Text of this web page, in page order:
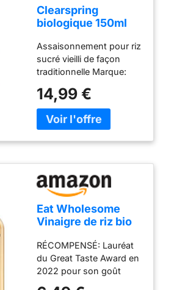
Clearspring
biologique 150ml
Assaisonnement pour riz
sucré vieilli de façon
traditionnelle Marque:
14,99 €
Eat Wholesome
Vinaigre de riz bio
RÉCOMPENSÉ: Lauréat
du Great Taste Award en
2022 pour son goût